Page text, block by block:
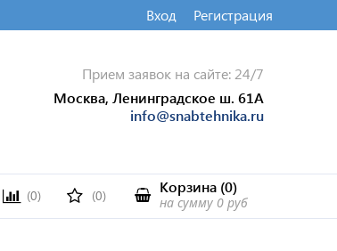
Вход Регистрация
Прием заявок на сайте: 24/7
Москва, Ленинградское ш. 61А
info@snabtehnika.ru
(0) (0) Корзина(0)
на сумму 0 руб